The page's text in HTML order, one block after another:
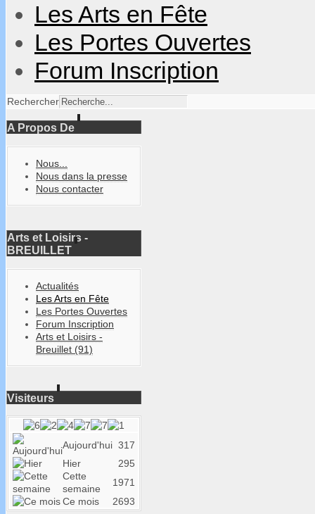
Les Arts en Fête
Les Portes Ouvertes
Forum Inscription
Rechercher
A Propos De
Nous...
Nous dans la presse
Nous contacter
Arts et Loisirs -
BREUILLET
Actualités
Les Arts en Fête
Les Portes Ouvertes
Forum Inscription
Arts et Loisirs -
Breuillet (91)
Visiteurs
Aujourd'hui 317
Hier
295
Cette
semaine
1971
Ce mois
2693